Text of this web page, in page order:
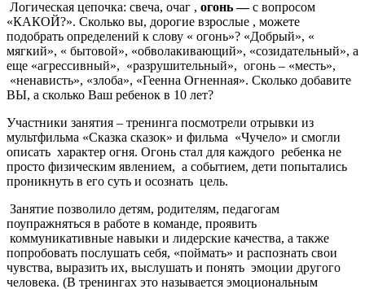
Логическая цепочка: свеча, очаг , огонь —с вопросом
«КАКОЙ?». Сколько вы, дорогие взрослые , можете
подобрать определений к слову « огонь»? «Добрый», «
мягкий», « бытовой», «обволакивающий», «созидательный», а
еще «агрессивный», «разрушительный», огонь – «месть»,
«ненависть», «злоба», «Геенна Огненная». Сколько добавите
ВЫ, а сколько Ваш ребенок в 10 лет?
Участники занятия – тренинга посмотрели отрывки из
мультфильма «Сказка сказок» и фильма «Чучело» и смогли
описать характер огня. Огонь стал для каждого ребенка не
просто физическим явлением, а событием, дети попытались
проникнуть в его суть и осознать цель.
Занятие позволило детям, родителям, педагогам
поупражняться в работе в команде, проявить
коммуникативные навыки и лидерские качества, а также
попробовать послушать себя, «поймать» и распознать свои
чувства, выразить их, выслушать и понять эмоции другого
человека. (В тренингах это называется эмоциональным